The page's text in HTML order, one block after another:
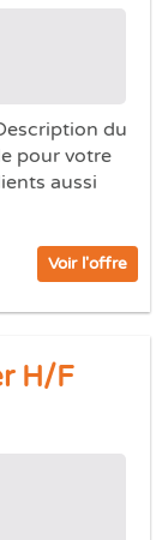
du
pour votre
aussi
Voir l'offre
H/F